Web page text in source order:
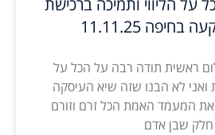
על הליווי ותמיכה ברכישת
11.11.25
צחי שלום ראשית תודה רבה על הכל על
ואני לא הבנו שזה שיא העיסקה
המעמד האמת הכל זרם וזורם
חלק שבן אדם